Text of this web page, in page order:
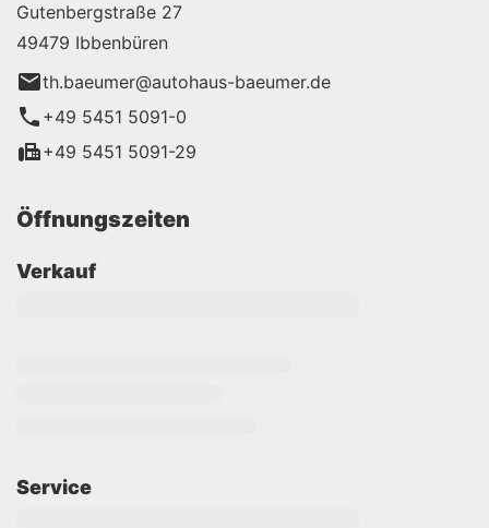
Gutenbergstraße 27
49479 Ibbenbüren
th.baeumer@autohaus-baeumer.de
+49 5451 5091-0
+49 5451 5091-29
Öffnungszeiten
Verkauf
Service